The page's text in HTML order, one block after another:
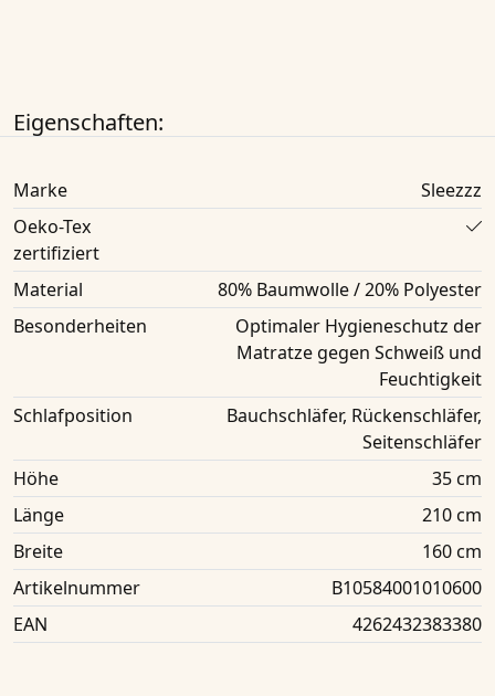
Eigenschaften:
Marke
Sleezzz
Oeko-Tex
zertifiziert
Material
80% Baumwolle / 20% Polyester
Besonderheiten
Optimaler Hygieneschutz der
Matratze gegen Schweiß und
Feuchtigkeit
Schlafposition
Bauchschläfer, Rückenschläfer,
Seitenschläfer
Höhe
35 cm
Länge
210 cm
Breite
160 cm
Artikelnummer
B10584001010600
EAN
4262432383380